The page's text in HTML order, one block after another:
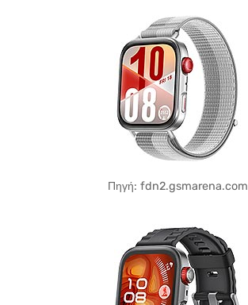
Πηγή: fdn2.gsmarena.com